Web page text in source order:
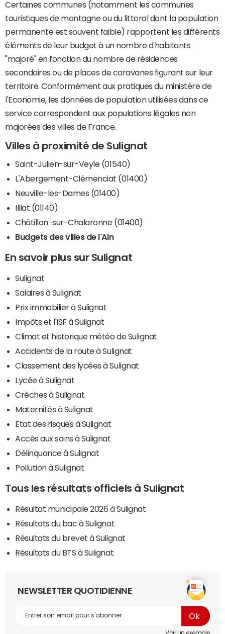
Certaines communes (notamment les communes
touristiques de montagne ou du littoral dont la population
permanente est souvent faible) rapportent les différents
éléments de leur budget à un nombre d'habitants
"majoré" en fonction du nombre de résidences
secondaires ou de places de caravanes figurant sur leur
territoire. Conformément aux pratiques du ministère de
l'Economie, les données de population utilisées dans ce
service correspondent aux populations légales non
majorées des villes de France.
Villes à proximité de Sulignat
Saint-Julien-sur-Veyle (01540)
L'Abergement-Clémenciat (01400)
Neuville-les-Dames (01400)
Illiat (01140)
Châtillon-sur-Chalaronne (01400)
Budgets des villes de l'Ain
En savoir plus sur Sulignat
Sulignat
Salaires à Sulignat
Prix immobilier à Sulignat
Impôts et l'ISF à Sulignat
Climat et historique météo de Sulignat
Accidents de la route à Sulignat
Classement des lycées à Sulignat
Lycée à Sulignat
Crèches à Sulignat
Maternités à Sulignat
Etat des risques à Sulignat
Accès aux soins à Sulignat
Délinquance à Sulignat
Pollution à Sulignat
Tous les résultats officiels à Sulignat
Résultat municipale 2026 à Sulignat
Résultats du bac à Sulignat
Résultats du brevet à Sulignat
Résultats du BTS à Sulignat
NEWSLETTER QUOTIDIENNE
Voir un exemple